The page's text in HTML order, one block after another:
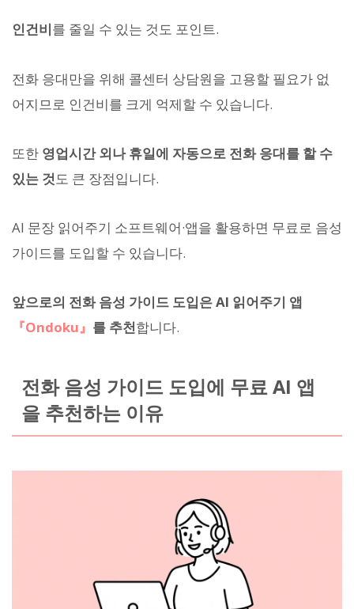
인건비를 줄일 수 있는 것도 포인트.
전화 응대만을 위해 콜센터 상담원을 고용할 필요가 없
어지므로 인건비를 크게 억제할 수 있습니다.
또한 영업시간 외나 휴일에 자동으로 전화 응대를 할 수
있는 것도 큰 장점입니다.
AI 문장 읽어주기 소프트웨어·앱을 활용하면 무료로 음성
가이드를 도입할 수 있습니다.
앞으로의 전화 음성 가이드 도입은 AI 읽어주기 앱
『Ondoku』 를 추천합니다.
전화 음성 가이드 도입에 무료 AI 앱
을 추천하는 이유